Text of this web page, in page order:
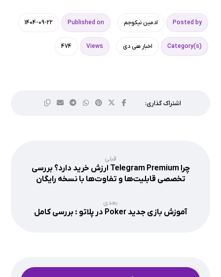
Posted by ادمین نیکوجم Published on
1404-09-22
Category(s) اخبار هی دی Views
474
قبلی
چرا Telegram Premium ارزش خرید دارد؟ بررسی
تخصصی قابلیت‌ها و تفاوت‌ها با نسخه رایگان
بعدی
آموزش بازی جدید Poker در پلاتو : بررسی کامل